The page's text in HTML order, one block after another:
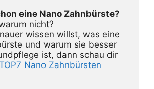
eine Nano Zahnbürste?
nicht?
wissen willst, was eine
und warum sie besser
ist, dann schau dir
Nano Zahnbürsten